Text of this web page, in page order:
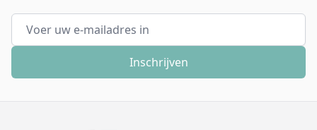
E-mail adres
Inschrijven